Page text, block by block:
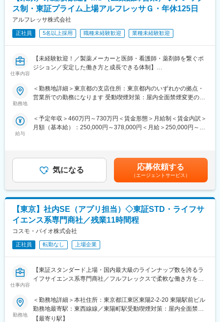
※評価業務や勤怠管理などのラインマネジメントは想定しておら
ず、実務とメンバーサポートに集中いただけるポジションです。
■組織構成：
財務部は9名（部長／正社員4名／契約1名／派遣3名）が在籍して
おります。
男女比は半々で30代前後のメンバーが多い組織です。部長が役員
兼務のため、部長とメンバーの間に立ち、実質的な中核ポジショ
■キャリアパス：
しています。将来的には、部長等のマネジメントポジション、ま
たはジョブローテーションによる業務領域拡張が可能です。
入社1年後を目安にリモートワーク併用が可能です。男女問わず育
休取得実績も多数あり。
当社はスタンダード上場のライフサイエンス専門商社です。当社
は特にライフサイエンス研究に必要な試薬、機器、受託サービ
ス、および臨床検査薬の仕入販売を主な事業としています。この
ような研究は医療、創薬、健康、食糧、環境、エネルギー等幅広
い事業の技術革新に寄与しており、人々の豊かな生活を下支えし
ている存在です。
当社が保有する製品は世界中の600社にも及ぶメーカーから仕入
れた1200万品目にも及び、顧客の複雑な要望にも積極的に提案を
行うことを可能としています。
ス制・東証プライム上場アルフレッサＧ・年休125日
アルフレッサ株式会社
正社員 5名以上採用 職種未経験歓迎 業種未経験歓迎
仕事内容
【未経験歓迎！／製薬メーカーと医師・看護師・薬剤師を繋ぐポ
ジション／安定した働き方と成長できる体制】
■業務概要
MSとは、マーケティングスペシャリストの略で、医薬品をはじめ
メーカー・医療機関のつなぎ役としての役割を果たします。
病院や調剤薬局などを定期的に訪問。医師や患者さんのニーズを
収集し適切な医薬品や行動動向の情報などを提供します。
製薬メーカーのMRと連携し営業活動を行うことも多くあります。
MSに求められるのは、お得意様のパートナーとして、きめ細かな
医薬品ニーズに対応する姿勢です。
その為には日々、医師や薬剤師とのコミュニケーションを深め、
信頼関係を築くことが大切になります。
＜メディカルMS＞
病院や検査センター等に対して臨床検査試薬や医療機器などを販
連携しお得意様へのソリューション営業を行います。
8:30出勤、朝礼参加
10:00顧客訪問
12:00打合せ・商談
勤務地
＜勤務地詳細＞東京都の支店住所：東京都内のいずれかの拠点・
営業所での勤務になります 受動喫煙対策：屋内全面禁煙変更の範
給与
＜予定年収＞460万円～730万円＜賃金形態＞月給制＜賃金内訳＞
月額（基本給）：250,000円～378,000円＜月給＞250,000円～
験等を踏まえて判断いたします。賃金はあくまでも目安の金額で
あり、選考を通じて上下する可能性があります。月給(月額)は固定
手当を含めた表記です。
気になる 応募依頼する
（エージェントサービス）
【東京】社内SE（アプリ担当）◇東証STD・ライフサ
イエンス系専門商社／残業11時間程
コスモ・バイオ株式会社
正社員 転勤なし 上場企業
仕事内容
【東証スタンダード上場・国内最大級のラインナップ数を誇るラ
イフサイエンス系専門商社／フルフレックスで柔軟な働き方を実
■職務概要
当社の情報システム部門では、業務システムの運用・保守を基盤
勤務地
＜勤務地詳細＞本社住所：東京都江東区東陽2-2-20 東陽駅前ビル
勤務地最寄駅：東西線線／東陽町駅受動喫煙対策：屋内全面禁煙
変更の範囲：会社の定める事業所
【最寄り駅】